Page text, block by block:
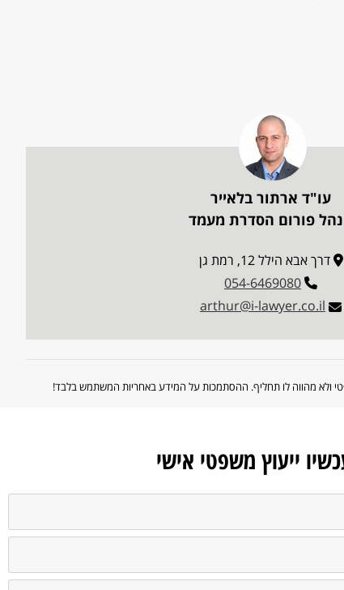
עו"ד ארתור בלאייר
פורום הסדרת מעמד
דרך אבא הילל 12, רמת גן
054-6469080
arthur@i-lawyer.co.il
ולא מהווה לו תחליף. ההסתמכות על המידע באחריות המשתמש בלבד!
ייעוץ משפטי אישי